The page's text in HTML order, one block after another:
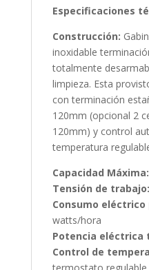
Especificaciones
Construcción:
inoxidable
totalmente
limpieza. Esta
con terminación
120mm (opcional 2
120mm) y control
temperatura
Capacidad Máxima:
Tensión de trabajo:
Consumo eléctrico
watts/hora
Potencia eléctrica
Control de